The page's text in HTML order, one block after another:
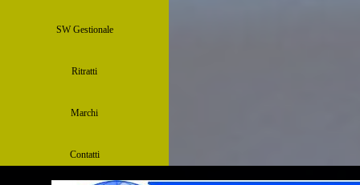
SW Gestionale
Ritratti
Marchi
Contatti